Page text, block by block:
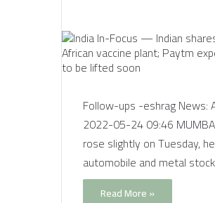
Follow-ups -eshrag News:
2022-05-24 09:46
rose slightly on Tuesday,
automobile and metal
Read More »